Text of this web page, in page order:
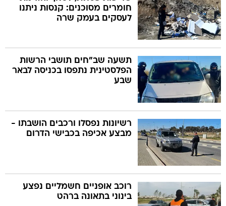
חומרים מסוכנים: קנסות ניתנו
לעסקים בעמק שרה
תשעה שב"חים תושבי הרשות
הפלסטינית נתפסו בכניסה לבאר
שבע
רשיונות נפסלו ורכבים הושבתו -
מבצע אכיפה בכבישי הדרום
רוכב אופניים חשמליים נפצע
בינוני בתאונה ברהט